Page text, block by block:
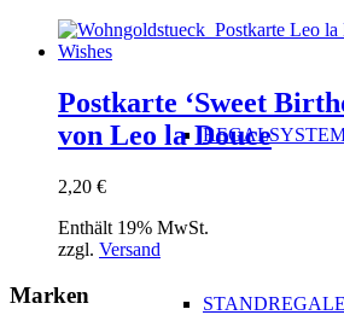
STANDREGALE
Postkarte ‘Sweet
von Leo la Douce
2,20 €
Enthält 19% MwSt.
zzgl. Versand
Marken